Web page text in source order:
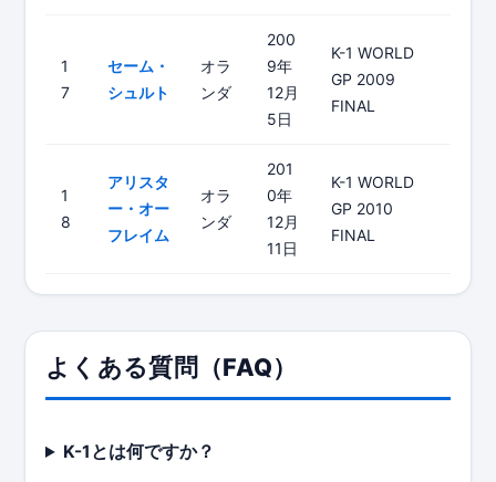
1
7
セーム・
シュルト
オラ
ンダ
200
9年
12月
5日
K-1 WORLD
GP 2009
FINAL
1
8
アリスタ
ー・オー
フレイム
オラ
ンダ
201
0年
12月
11日
K-1 WORLD
GP 2010
FINAL
よくある質問（FAQ）
K-1とは何ですか？